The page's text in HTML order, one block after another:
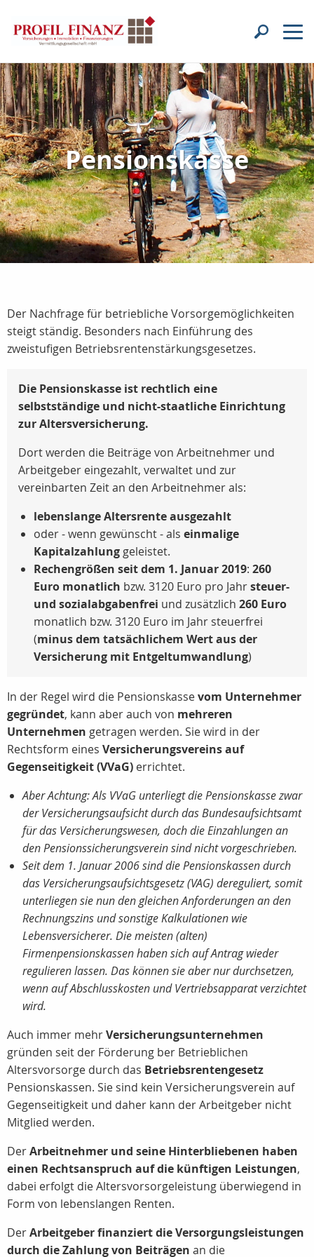
Pensionskasse
Der Nachfrage für betriebliche Vorsorgemöglichkeiten
steigt ständig. Besonders nach Einführung des
zweistufigen Betriebsrentenstärkungsgesetzes.
Die Pensionskasse ist rechtlich eine
selbstständige und nicht-staatliche Einrichtung
zur Altersversicherung.
Dort werden die Beiträge von Arbeitnehmer und
Arbeitgeber eingezahlt, verwaltet und zur
vereinbarten Zeit an den Arbeitnehmer als:
lebenslange Altersrente ausgezahlt
oder - wenn gewünscht - als einmalige
Kapitalzahlung geleistet.
Rechengrößen seit dem 1. Januar 2019: 260
Euro monatlich bzw. 3120 Euro pro Jahrsteuer-
und sozialabgabenfrei und zusätzlich 260 Euro
monatlich bzw. 3120 Euro im Jahr steuerfrei
(minus dem tatsächlichem Wert aus der
Versicherung mit Entgeltumwandlung)
In der Regel wird die Pensionskassevom Unternehmer
gegründet, kann aber auch von mehreren
Unternehmen getragen werden. Sie wird in der
Rechtsform eines Versicherungsvereins auf
Gegenseitigkeit (VVaG) errichtet.
Aber Achtung: Als VVaG unterliegt die Pensionskasse zwar
der Versicherungsaufsicht durch das Bundesaufsichtsamt
für das Versicherungswesen, doch die Einzahlungen an
den Pensionssicherungsverein sind nicht vorgeschrieben.
Seit dem 1. Januar 2006 sind die Pensionskassen durch
das Versicherungsaufsichtsgesetz (VAG) dereguliert, somit
unterliegen sie nun den gleichen Anforderungen an den
Rechnungszins und sonstige Kalkulationen wie
Lebensversicherer. Die meisten (alten)
Firmenpensionskassen haben sich auf Antrag wieder
regulieren lassen. Das können sie aber nur durchsetzen,
wenn auf Abschlusskosten und Vertriebsapparat verzichtet
wird.
Auch immer mehrVersicherungsunternehmen
gründen seit der Förderung ber Betrieblichen
Altersvorsorge durch das Betriebsrentengesetz
Pensionskassen. Sie sind kein Versicherungsverein auf
Gegenseitigkeit und daher kann der Arbeitgeber nicht
Mitglied werden.
DerArbeitnehmer und seine Hinterbliebenen haben
einen Rechtsanspruch auf die künftigen Leistungen,
dabei erfolgt die Altersvorsorgeleistung überwiegend in
Form von lebenslangen Renten.
DerArbeitgeber finanziert die Versorgungsleistungen
durch die Zahlung von Beiträgen an die